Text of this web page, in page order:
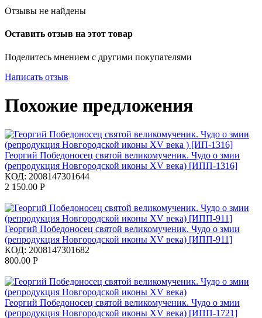
Отзывы не найдены
Оставить отзыв на этот товар
Поделитесь мнением с другими покупателями
Написать отзыв
Похожие предложения
Георгий Победоносец святой великомученик. Чудо о змии
(репродукция Новгородской иконы XV века) [ИПП-1316]
КОД: 2008147301644
2 150.00 Р
Георгий Победоносец святой великомученик. Чудо о змии
(репродукция Новгородской иконы XV века) [ИПП-911]
КОД: 2008147301682
800.00 Р
Георгий Победоносец святой великомученик. Чудо о змии
(репродукция Новгородской иконы XV века) [ИПП-1721]